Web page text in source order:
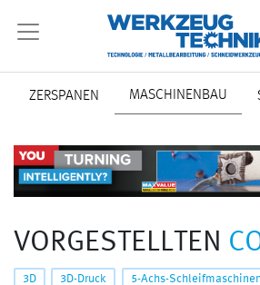
ZERSPANEN MASCHINENBAU
VORGESTELLTEN
3D 3D-Druck 5-Achs-Schleifmaschinen